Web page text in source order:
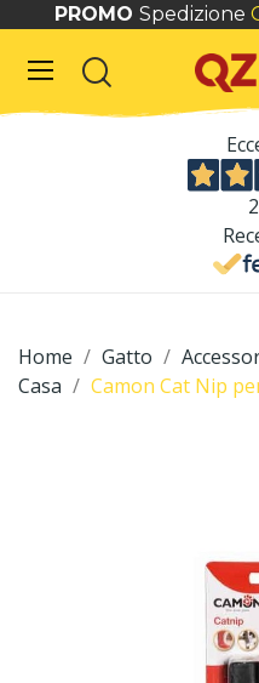
PROMO Spedizione
Home Gatto
Casa
Camon Cat Nip